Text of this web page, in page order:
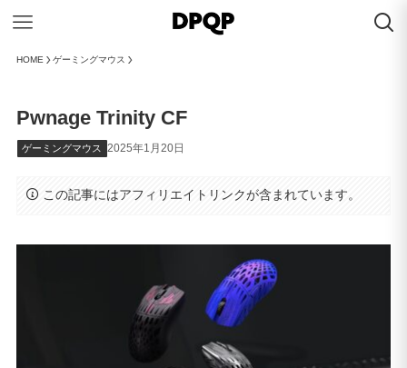
HOME ゲーミングマウス
Pwnage Trinity CF
ゲーミングマウス 2025年1月20日
この記事にはアフィリエイトリンクが含まれています。